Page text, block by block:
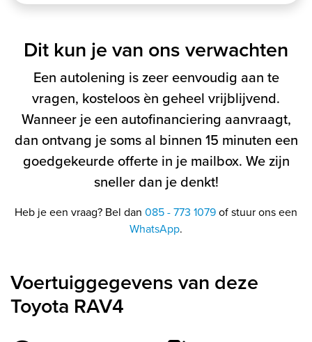
Dit kun je van ons verwachten
Een autolening is zeer eenvoudig aan te
vragen, kosteloos èn geheel vrijblijvend.
Wanneer je een autofinanciering aanvraagt,
dan ontvang je soms al binnen 15 minuten een
goedgekeurde offerte in je mailbox. We zijn
sneller dan je denkt!
Heb je een vraag? Bel dan 085 - 773 1079of stuur ons een
WhatsApp.
Voertuiggegevens van deze
Toyota RAV4